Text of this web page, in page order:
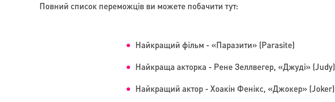
Повний список переможців ви можете побачити тут:
Найкращий фільм - «Паразити» (Parasite)
Найкраща акторка - Рене Зеллвегер, «Джуді» (Judy)
Найкращий актор - Хоакін Фенікс, «Джокер» (Joker)